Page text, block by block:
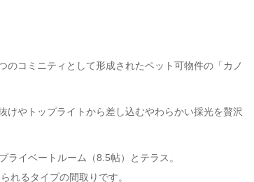
のコミニティとして形成されたペット可物件の「カノ
けやトップライトから差し込むやわらかい採光を贅沢
イベートルーム（8.5帖）とテラス。
れるタイプの間取りです。